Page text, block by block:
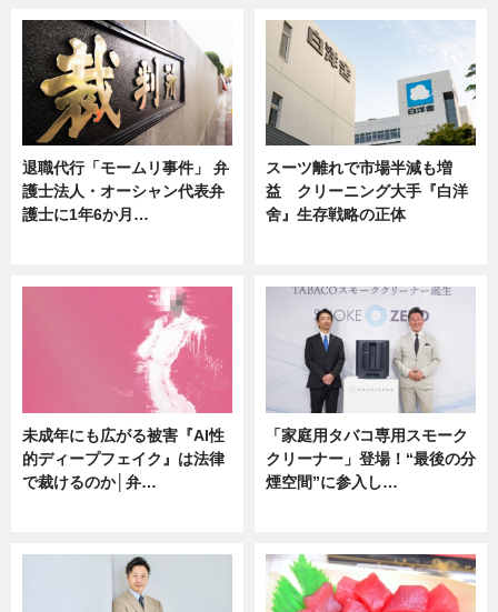
退職代行「モームリ事件」 弁
護士法人・オーシャン代表弁
護士に1年6か月…
スーツ離れで市場半減も増
益 クリーニング大手『白洋
舍』生存戦略の正体
未成年にも広がる被害『AI性
的ディープフェイク』は法律
で裁けるのか│弁…
「家庭用タバコ専用スモーク
クリーナー」登場！“最後の分
煙空間”に参入し…